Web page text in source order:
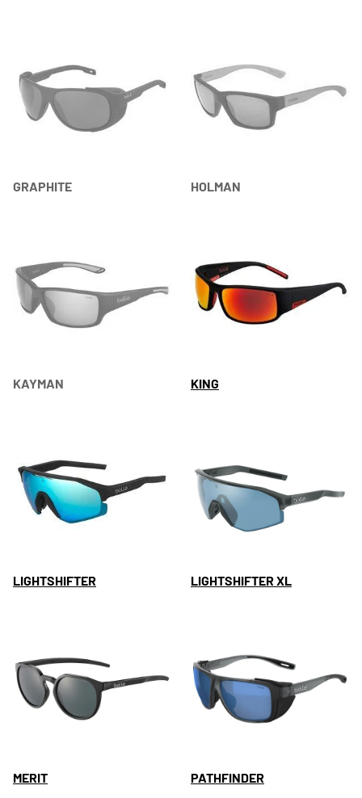
GRAPHITE HOLMAN
KAYMAN KING
LIGHTSHIFTER LIGHTSHIFTER XL
MERIT PATHFINDER